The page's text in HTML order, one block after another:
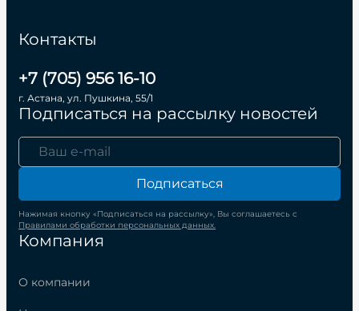
Компания
О компании
Контакты
+7 (705) 956 16-10
г. Астана, ул. Пушкина, 55/1
Подписаться на рассылку новостей
Подписаться
Нажимая кнопку «Подписаться на рассылку», Вы соглашаетесь с
Правилами обработки персональных данных.